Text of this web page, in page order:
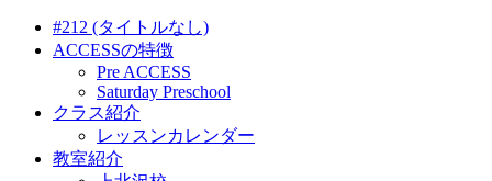
#212 (タイトルなし)
ACCESSの特徴
Pre ACCESS
Saturday Preschool
クラス紹介
レッスンカレンダー
教室紹介